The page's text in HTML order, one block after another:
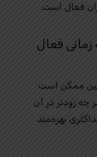
فعال است.
فعال
ممکن است
چه زودتر در آن
بهره‌مند